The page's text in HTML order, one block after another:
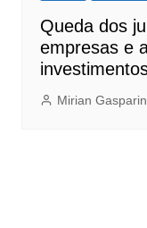
Queda dos
empresas e
Mirian Gasparin